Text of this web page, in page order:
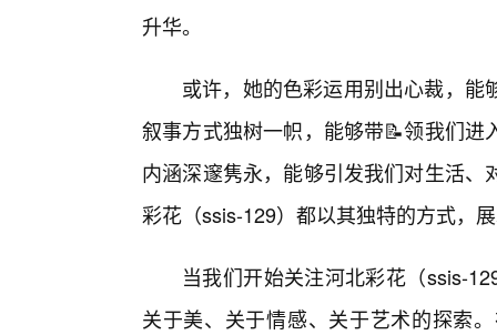
升华。
或许，她的色彩运用别出心裁，
叙事方式独树一帜，能够带📝领我们
内涵深邃隽永，能够引发我们对生活
彩花（ssis-129）都以其独特的方式，
当我们开始关注河北彩花（ssis-
关于美、关于情感、关于艺术的探索